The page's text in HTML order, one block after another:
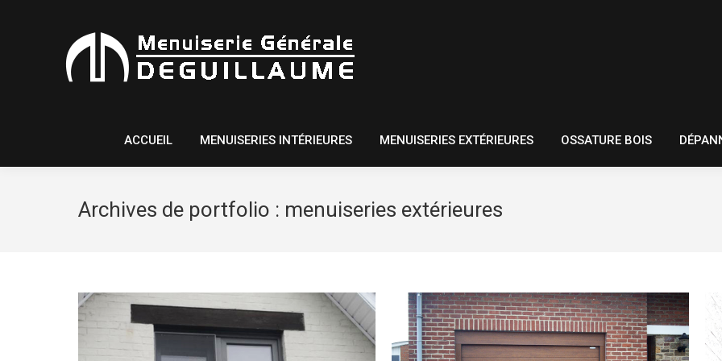
ACCUEIL MENUISERIES INTÉRIEURES MENUISERIES EXTÉRIEURES OSSATURE BOIS
Archives de portfolio : menuiseries extérieures